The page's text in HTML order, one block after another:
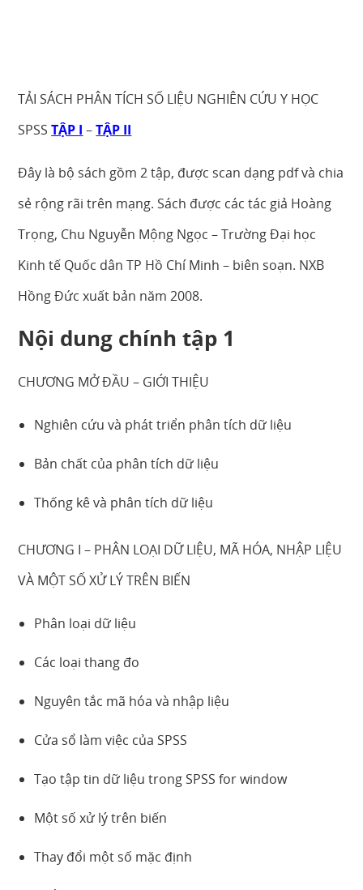
TẢI SÁCH PHÂN TÍCH SỐ LIỆU NGHIÊN CỨU Y HỌC
SPSSTẬP I –TẬP II
Đây là bộ sách gồm 2 tập, được scan dạng pdf và chia
sẻ rộng rãi trên mạng. Sách được các tác giả Hoàng
Trọng, Chu Nguyễn Mộng Ngọc – Trường Đại học
Kinh tế Quốc dân TP Hồ Chí Minh – biên soạn. NXB
Hồng Đức xuất bản năm 2008.
Nội dung chính tập 1
CHƯƠNG MỞ ĐẦU – GIỚI THIỆU
Nghiên cứu và phát triển phân tích dữ liệu
Bản chất của phân tích dữ liệu
Thống kê và phân tích dữ liệu
CHƯƠNG I – PHÂN LOẠI DỮ LIỆU, MÃ HÓA, NHẬP LIỆU
VÀ MỘT SỐ XỬ LÝ TRÊN BIẾN
Phân loại dữ liệu
Các loại thang đo
Nguyên tắc mã hóa và nhập liệu
Cửa sổ làm việc của SPSS
Tạo tập tin dữ liệu trong SPSS for window
Một số xử lý trên biến
Thay đổi một số mặc định